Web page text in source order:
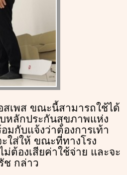
สเพส ขณะนี้สามารถใช้ได้
หลักประกันสุขภาพแห่ง
มกับแจ้งว่าต้องการเท้า
ใส่ให้ ขณะที่ทางโรง
ต้องเสียค่าใช้จ่าย และจะ
ช กล่าว